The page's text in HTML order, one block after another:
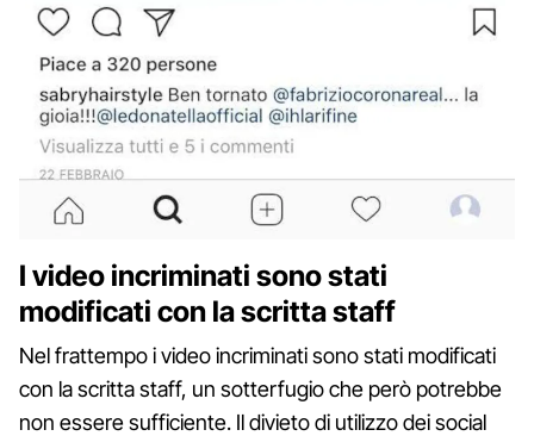
I video incriminati sono stati
modificati con la scritta staff
Nel frattempo i video incriminati sono stati modificati
con la scritta staff, un sotterfugio che però potrebbe
non essere sufficiente. Il divieto di utilizzo dei social